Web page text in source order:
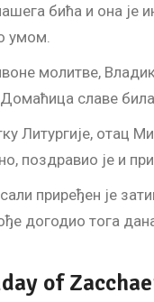
бића и она је
умом.
молитве,
славе била
Литургије, отац
поздравио је и
приређен је
догодио тога
of